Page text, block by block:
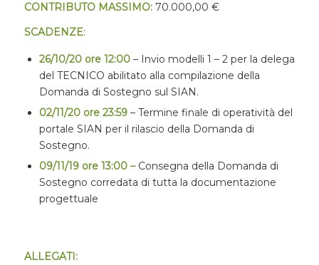
CONTRIBUTO MASSIMO:70.000,00 €
SCADENZE:
26/10/20 ore 12:00– Invio modelli 1 – 2 per la delega
del TECNICO abilitato alla compilazione della
Domanda di Sostegno sul SIAN.
02/11/20 ore 23:59 – Termine finale di operatività del
portale SIAN per il rilascio della Domanda di
Sostegno.
09/11/19 ore 13:00 –Consegna della Domanda di
Sostegno corredata di tutta la documentazione
progettuale
ALLEGATI: